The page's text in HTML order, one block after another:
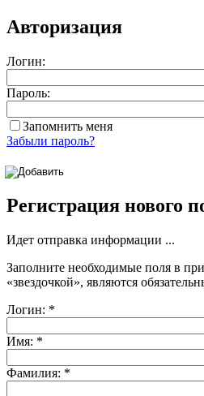
Авторизация
Логин:
Пароль:
Запомнить меня
Забыли пароль?
Регистрация нового
Идет отправка информации ...
Заполните необходимые поля в
«звездочкой», являются
Логин: *
Имя: *
Фамилия: *